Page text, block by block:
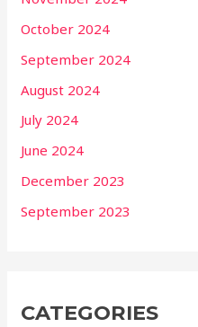
October 2024
September 2024
August 2024
July 2024
June 2024
December 2023
September 2023
CATEGORIES